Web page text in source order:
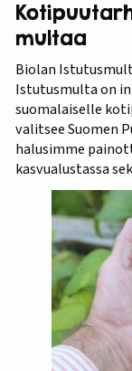
multaa
Biolan
Istutusmulta on
suomalaiselle
valitsee Suomen
halusimme
kasvualustassa
vaikuttivat myös
Finaaliin
Kilpailu oli
ehdottomasti